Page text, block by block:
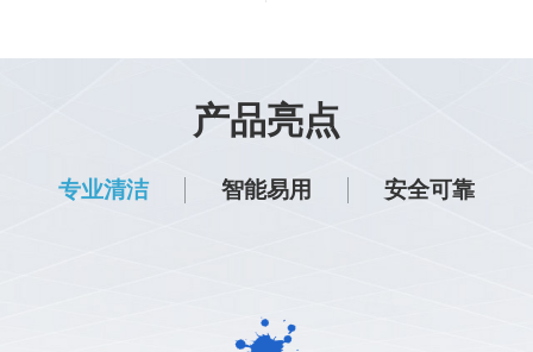
产品亮点
专业清洁 智能易用 安全可靠